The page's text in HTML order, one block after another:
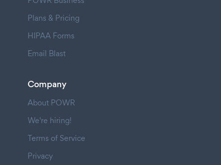
Plans & Pricing
HIPAA Forms
Email Blast
Company
About POWR
We're hiring!
Terms of Service
Privacy